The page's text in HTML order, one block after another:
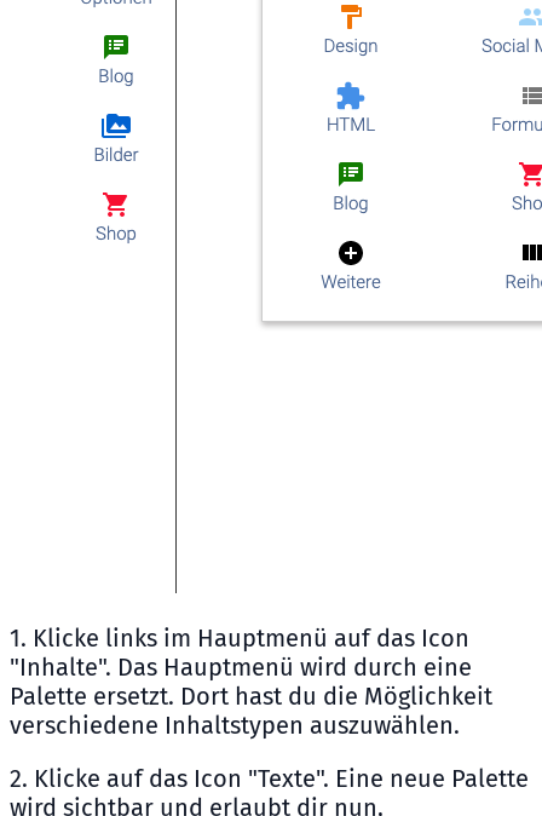
1. Klicke links im Hauptmenü auf das Icon
"Inhalte". Das Hauptmenü wird durch eine
Palette ersetzt. Dort hast du die Möglichkeit
verschiedene Inhaltstypen auszuwählen.
2. Klicke auf das Icon "Texte". Eine neue Palette
wird sichtbar und erlaubt dir nun,